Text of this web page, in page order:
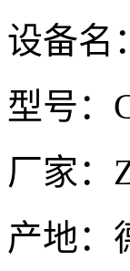
设备名
型号：
厂家：
产地：